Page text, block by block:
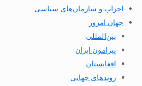
احزاب و سازمان‌های سیاسی
جهان امروز
بین‌المللی
پیرامون ایران
افغانستان
روندهای جهانی